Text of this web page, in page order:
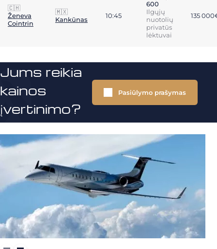
🇨🇭
Ženeva
Cointrin
🇲🇽
Kankūnas
10:45
600
Ilgųjų
nuotolių
privatūs
lėktuvai
135
Jums reikia
kainos
įvertinimo?
Pasiūlymo prašymas